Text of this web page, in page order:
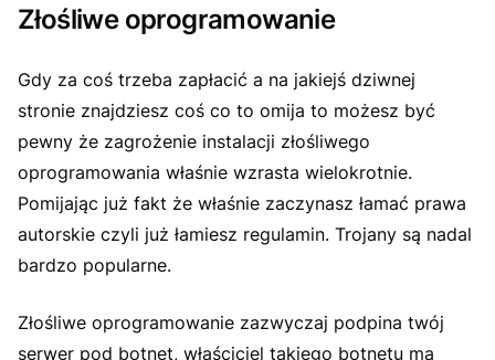
Złośliwe oprogramowanie
Gdy za coś trzeba zapłacić a na jakiejś dziwnej
stronie znajdziesz coś co to omija to możesz być
pewny że zagrożenie instalacji złośliwego
oprogramowania właśnie wzrasta wielokrotnie.
Pomijając już fakt że właśnie zaczynasz łamać prawa
autorskie czyli już łamiesz regulamin. Trojany są nadal
bardzo popularne.
Złośliwe oprogramowanie zazwyczaj podpina twój
serwer pod botnet, właściciel takiego botnetu ma